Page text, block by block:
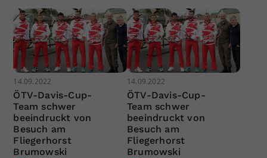
14.09.2022
ÖTV-Davis-Cup-
Team schwer
beeindruckt von
Besuch am
Fliegerhorst
Brumowski
14.09.2022
ÖTV-Davis-Cup-
Team schwer
beeindruckt von
Besuch am
Fliegerhorst
Brumowski